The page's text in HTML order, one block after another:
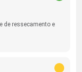
de ressecamento e